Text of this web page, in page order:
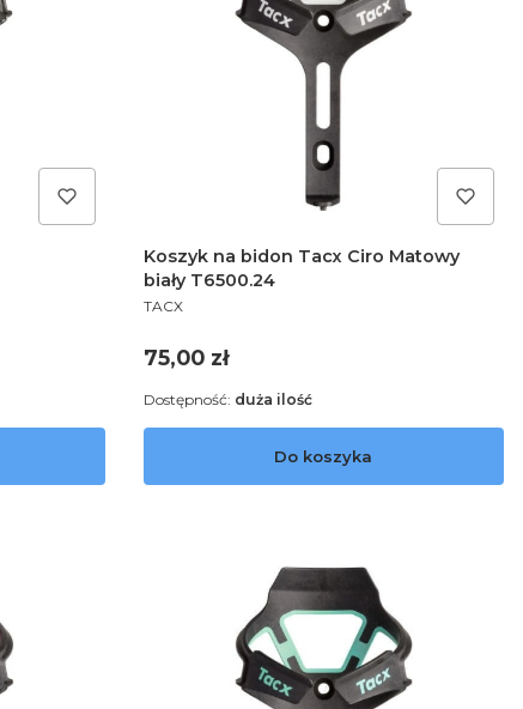
Koszyk na bidon Tacx Ciro Matowy
biały T6500.24
PRODUCENT
TACX
Cena
75,00 zł
Do koszyka
Dostępność: duża ilość